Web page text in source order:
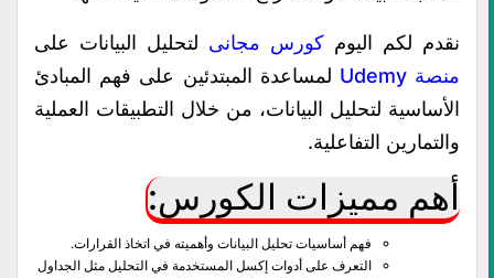
نقدم لكم اليوم كورس مجانى لتحليل البيانات على
منصة Udemy
لمساعدة المبتدئين على فهم المبادئ
الأساسية لتحليل البيانات، من خلال التطبيقات العملية
والتمارين التفاعلية.
أهم مميزات الكورس:
فهم أساسيات تحليل البيانات وأهميته في اتخاذ القرارات.
التعرف على أدوات إكسل المستخدمة في التحليل مثل الجداول